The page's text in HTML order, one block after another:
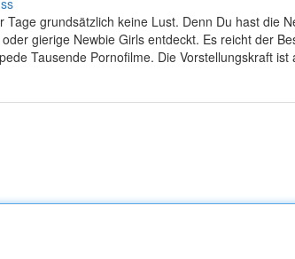
grundsätzlich keine Lust. Denn Du hast die
gierige Newbie Girls entdeckt. Es reicht der
Tausende Pornofilme. Die Vorstellungskraft ist